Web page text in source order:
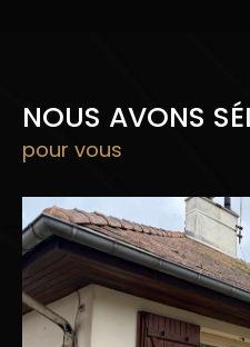
NOUS AVONS
pour vous